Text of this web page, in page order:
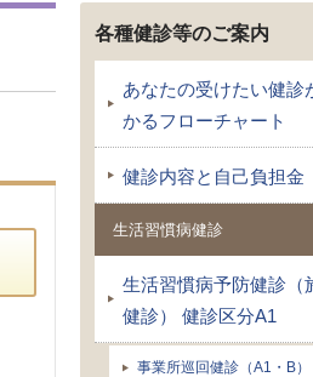
各種健診等のご案内
あなたの受けたい健診
かるフローチャート
健診内容と自己負担金
生活習慣病健診
生活習慣病予防健診（
健診） 健診区分A1
事業所巡回健診（A1・B）